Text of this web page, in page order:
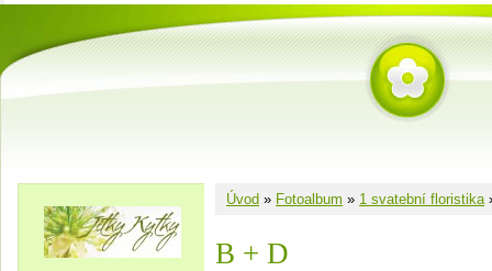
Úvod » Fotoalbum » 1 svatební floristika
B + D